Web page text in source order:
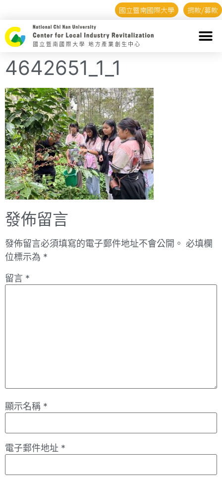
國立暨南國際大學 捐款/募款
4642651_1_1
發佈留言
發佈留言必須填寫的電子郵件地址不會公開。 必填欄
位標示為 *
留言 *
顯示名稱 *
電子郵件地址 *